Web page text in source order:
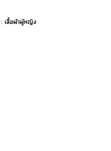
เสื้อผ้าผู้หญิง